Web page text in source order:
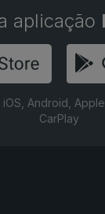
aplicação
Android,
CarPlay